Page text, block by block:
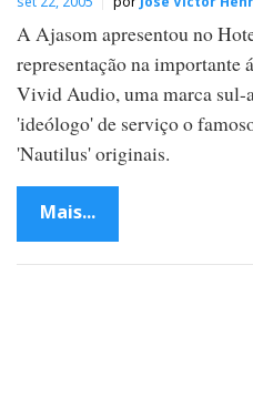
A Ajasom apresentou no
representação na importante
Vivid Audio, uma marca sul-
'ideólogo' de serviço o
'Nautilus' originais.
Mais...